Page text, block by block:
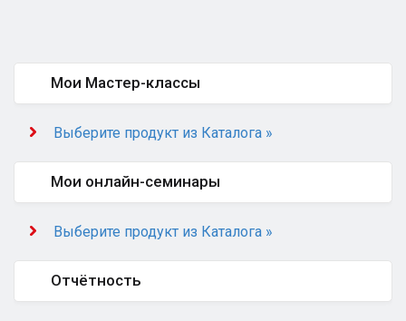
Мои Мастер-классы
Выберите продукт из Каталога »
Мои онлайн-семинары
Выберите продукт из Каталога »
Отчётность